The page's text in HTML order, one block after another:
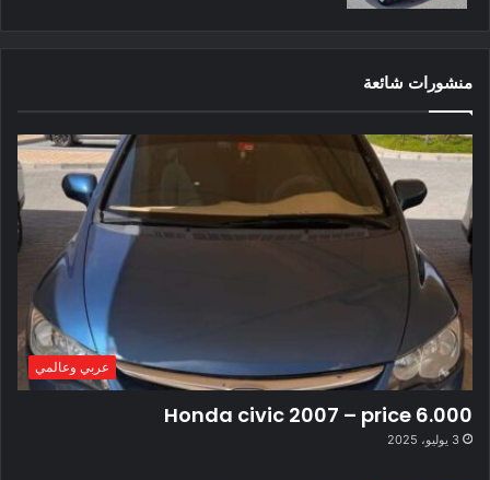
منشورات شائعة
عربي وعالمي
Honda civic 2007 – price 6.000
3 يوليو، 2025